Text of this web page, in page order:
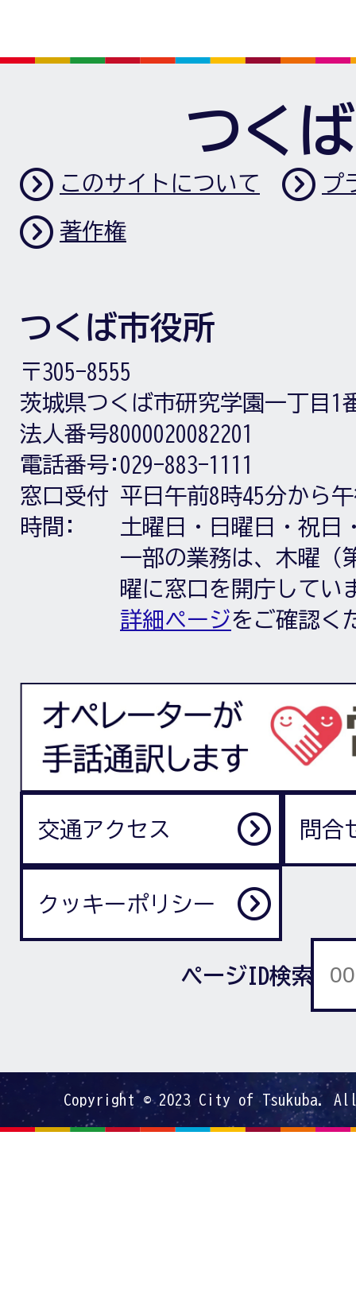
つく
このサイトについて プ
著作権
つくば市役所
〒305-8555
茨城県つくば市研究学園一丁目1
法人番号8000020082201
電話番号: 029-883-1111
窓口受付
時間:
平日午前8時45分から
土曜日・日曜日・祝日
一部の業務は、木曜（
曜に窓口を開庁してい
詳細ページをご確認く
交通アクセス 問合
クッキーポリシー
ページID検索
Copyright © 2023 City of Tsukuba.